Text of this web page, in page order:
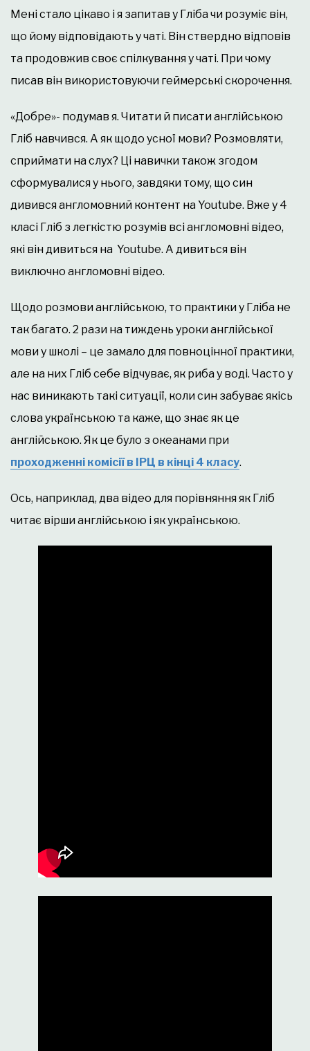
Мені стало цікаво і я запитав у Гліба чи розуміє він,
що йому відповідають у чаті. Він ствердно відповів
та продовжив своє спілкування у чаті. При чому
писав він використовуючи геймерські скорочення.
«Добре»- подумав я. Читати й писати англійською
Гліб навчився. А як щодо усної мови? Розмовляти,
сприймати на слух? Ці навички також згодом
сформувалися у нього, завдяки тому, що син
дивився англомовний контент на Youtube. Вже у 4
класі Гліб з легкістю розумів всі англомовні відео,
які він дивиться на Youtube. А дивиться він
виключно англомовні відео.
Щодо розмови англійською, то практики у Гліба не
так багато. 2 рази на тиждень уроки англійської
мови у школі – це замало для повноцінної практики,
але на них Гліб себе відчуває, як риба у воді. Часто у
нас виникають такі ситуації, коли син забуває якісь
слова українською та каже, що знає як це
англійською. Як це було з океанами при
проходженні комісії в ІРЦ в кінці 4 класу.
Ось, наприклад, два відео для порівняння як Гліб
читає вірши англійською і як українською.